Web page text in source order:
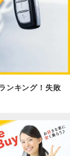
ンキング！失敗